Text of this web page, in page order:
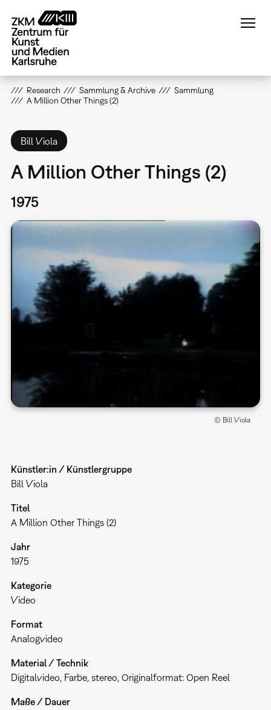
zum
Inhalt
Research Sammlung & Archive
Sammlung
A Million Other Things (2)
Bill Viola
A Million Other Things (2)
1975
© Bill Viola
Künstler:in / Künstlergruppe
Bill Viola
Titel
A Million Other Things (2)
Jahr
1975
Kategorie
Video
Format
Analogvideo
Material / Technik
Digitalvideo, Farbe, stereo, Originalformat: Open Reel
Maße / Dauer